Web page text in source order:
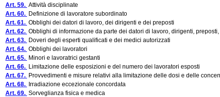
Art. 59. Attività disciplinate
Art. 60. Definizione di lavoratore subordinato
Art. 61. Obblighi dei datori di lavoro, dei dirigenti e dei preposti
Art. 62. Obblighi di informazione da parte dei datori di lavoro, dirigenti,
Art. 63. Doveri degli esperti qualificati e dei medici autorizzati
Art. 64. Obblighi dei lavoratori
Art. 65. Minori e lavoratrici gestanti
Art. 66. Limitazione delle esposizioni e del numero dei lavoratori esposti
Art. 67. Provvedimenti e misure relativi alla limitazione delle dosi e delle
Art. 68.
Irradiazione eccezionale concordata
Art. 69. Sorveglianza fisica e medica